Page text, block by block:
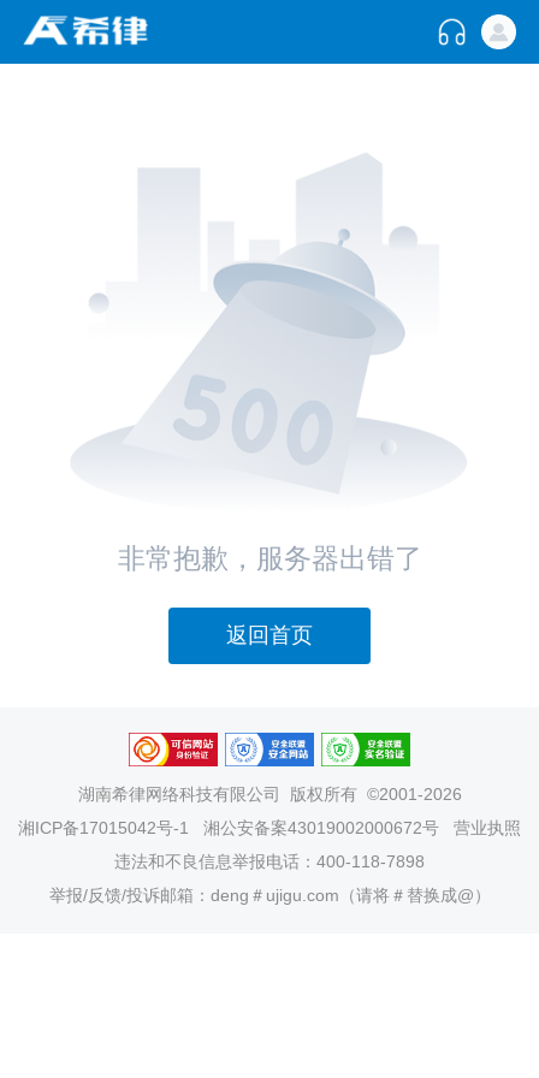
非常抱歉，服务器出错了
返回首页
湖南希律网络科技有限公司
版权所有 ©2001-2026
湘ICP备17015042号-1
湘公安备案43019002000672号
营业执照
违法和不良信息举报电话：400-118-7898
举报/反馈/投诉邮箱：deng＃ujigu.com（请将＃替换成@）